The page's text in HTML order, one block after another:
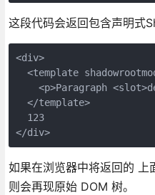
这段代码会返回包含声明式
<div>
<template
<p>Paragraph
</template>
123
</div>
如果在浏览器中将返回的 上
则会再现原始 DOM 树。